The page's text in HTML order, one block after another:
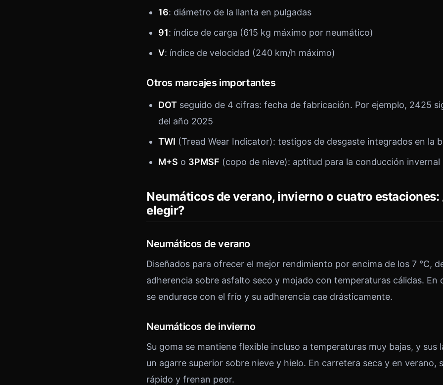
16: diámetro de la llanta en pulgadas
91: índice de carga (615 kg máximo por neumático)
V: índice de velocidad (240 km/h máximo)
Otros marcajes importantes
DOT seguido de 4 cifras: fecha de fabricación. Por ejemplo, 2425
del año 2025
TWI (Tread Wear Indicator): testigos de desgaste integrados en la
M+S o 3PMSF (copo de nieve): aptitud para la conducción invernal
Neumáticos de verano, invierno o cuatro estaciones:
elegir?
Neumáticos de verano
Diseñados para ofrecer el mejor rendimiento por encima de los 7 °C,
adherencia sobre asfalto seco y mojado con temperaturas cálidas. En
se endurece con el frío y su adherencia cae drásticamente.
Neumáticos de invierno
Su goma se mantiene flexible incluso a temperaturas muy bajas, y sus
un agarre superior sobre nieve y hielo. En carretera seca y en verano,
rápido y frenan peor.